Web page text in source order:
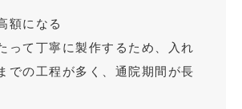
額になる
って丁寧に製作するため、入れ
での工程が多く、通院期間が長